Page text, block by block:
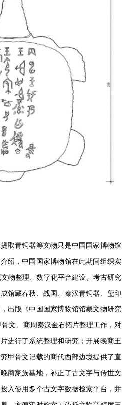
取青铜器等文物只是中国国家博物馆
绍，中国国家博物馆在此期间组织实
物整理、数字化平台建设、考古研究
馆藏春秋、战国、秦汉青铜器、玺印
出版《中国国家博物馆馆藏文物研究
文、商周秦汉金石拓片整理工作，对
进行了系统整理和研究；开展晚商王
甲骨文记载的商代西部边境提供了直
商家族墓地，补正了古文字与传世文
入使用多个古文字数据检索平台，并